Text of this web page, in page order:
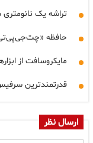
تراشه یک
حافظه
مایکروسافت از
قدرتمندترین
ارسال نظر